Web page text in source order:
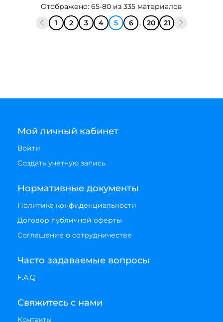
Отображено: 65-80 из 335 материалов
1
2 3 4 5 6 ... 20 21
Мой личный кабинет
Войти
Создать учетную запись
Нормативные документы
Политика конфиденциальности
Договор публичной оферты
Соглашение о сотрудничестве
Часто задаваемые вопросы
F.A.Q
Свяжитесь с нами
Контакты